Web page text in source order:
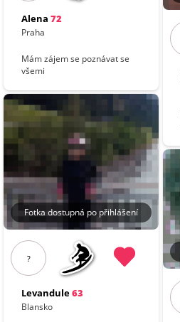
Alena 72
Praha
Mám zájem se poznávat se
všemi
Fotka dostupná po přihlášení
?
Levandule63
Blansko